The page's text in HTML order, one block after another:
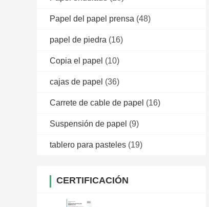
Papel del papel prensa (48)
papel de piedra (16)
Copia el papel (10)
cajas de papel (36)
Carrete de cable de papel (16)
Suspensión de papel (9)
tablero para pasteles (19)
CERTIFICACIÓN